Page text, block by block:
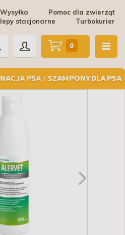
Pomoc dla zwierząt
Wysyłka
Turbokurier
stacjonarne
PSA / SZAMPONY DLA PSA
0